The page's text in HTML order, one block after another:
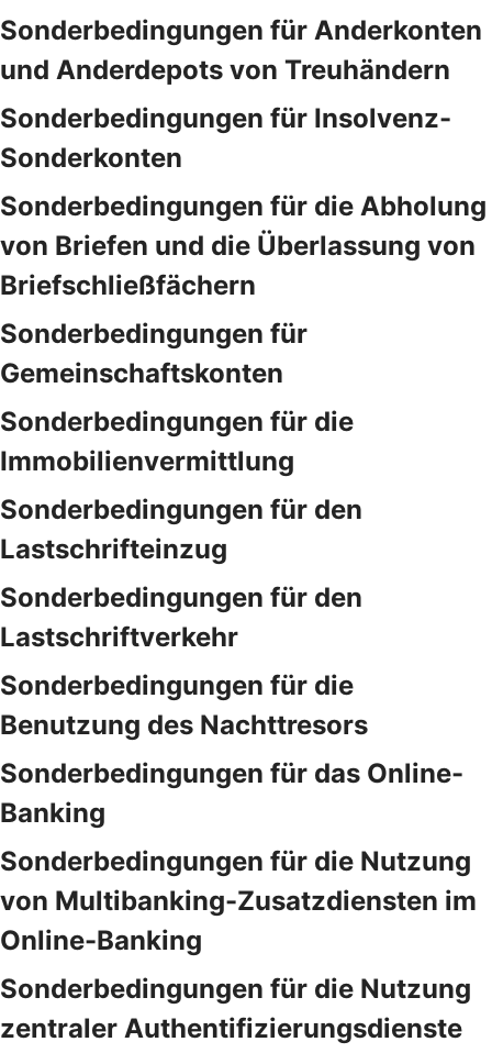
Sonderbedingungen für Anderkonten
und Anderdepots von Treuhändern
Sonderbedingungen für Insolvenz-
Sonderkonten
Sonderbedingungen für die Abholung
von Briefen und die Überlassung von
Briefschließfächern
Sonderbedingungen für
Gemeinschaftskonten
Sonderbedingungen für die
Immobilienvermittlung
Sonderbedingungen für den
Lastschrifteinzug
Sonderbedingungen für den
Lastschriftverkehr
Sonderbedingungen für die
Benutzung des Nachttresors
Sonderbedingungen für das Online-
Banking
Sonderbedingungen für die Nutzung
von Multibanking-Zusatzdiensten im
Online-Banking
Sonderbedingungen für die Nutzung
zentraler Authentifizierungsdienste